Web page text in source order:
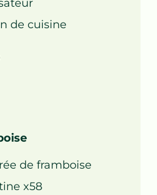
de cuisine
de framboise
x58